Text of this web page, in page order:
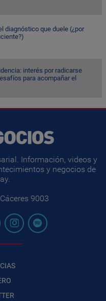
diagnóstico que duele (¿por
interés por radicarse
para acompañar el
Información, videos y
y negocios de
9003